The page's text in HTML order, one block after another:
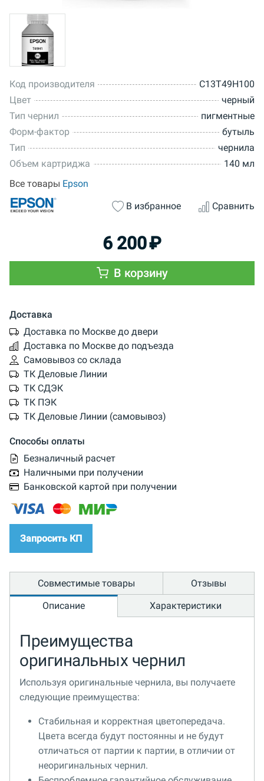
Код производителя
C13T49H100
Цвет
черный
Тип чернил
пигментные
Форм-фактор
бутыль
Тип
чернила
Объем картриджа
140 мл
Все товары Epson
В избранное Сравнить
6 200₽
В корзину
Доставка
Доставка по Москве до двери
Доставка по Москве до подъезда
Самовывоз со склада
ТК Деловые Линии
ТК СДЭК
ТК ПЭК
ТК Деловые Линии (самовывоз)
Способы оплаты
Безналичный расчет
Наличными при получении
Банковской картой при получении
Запросить КП
Совместимые товары
Отзывы
Описание
Характеристики
Преимущества
оригинальных чернил
Используя оригинальные чернила, вы получаете
следующие преимущества:
Стабильная и корректная цветопередача.
Цвета всегда будут постоянны и не будут
отличаться от партии к партии, в отличии от
неоригинальных чернил.